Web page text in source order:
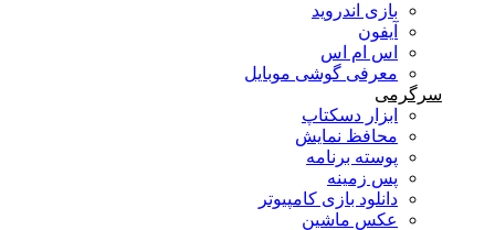
بازی اندروید
آیفون
اس ام اس
معرفی گوشی موبایل
سرگرمی
ابزار دسکتاپ
محافظ نمایش
پوسته برنامه
پس زمینه
دانلود بازی کامپیوتر
عکس ماشین